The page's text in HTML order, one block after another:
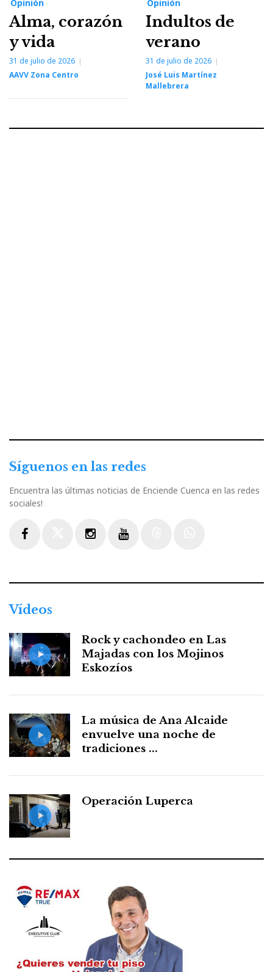
Opinión
Alma, corazón
y vida
31 de julio de 2026
AAVV Zona Centro
Opinión
Indultos de
verano
31 de julio de 2026
José Luis Martínez
Mallebrera
Síguenos en las redes
Encuentra las últimas noticias de Enciende Cuenca en las redes
sociales!
Vídeos
Rock y cachondeo en Las
Majadas con los Mojinos
Eskozíos
La música de Ana Alcaide
envuelve una noche de
tradiciones ...
Operación Luperca